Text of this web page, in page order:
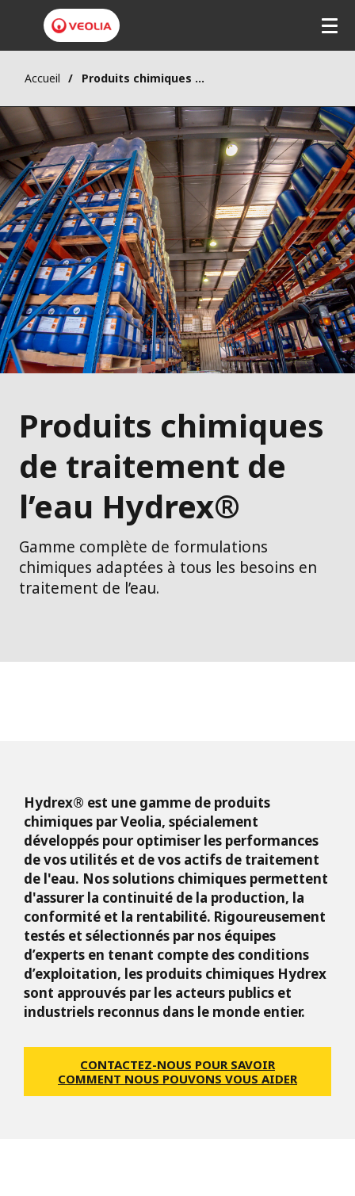
Accueil Produits chimiques de traitement de l’eau Hydrex®
Produits chimiques
de traitement de
l’eau Hydrex®
Gamme complète de formulations
chimiques adaptées à tous les besoins en
traitement de l’eau.
Hydrex® est une gamme de produits
chimiques par Veolia, spécialement
développés pour optimiser les performances
de vos utilités et de vos actifs de traitement
de l'eau. Nos solutions chimiques permettent
d'assurer la continuité de la production, la
conformité et la rentabilité. Rigoureusement
testés et sélectionnés par nos équipes
d’experts en tenant compte des conditions
d’exploitation, les produits chimiques Hydrex
sont approuvés par les acteurs publics et
industriels reconnus dans le monde entier.
CONTACTEZ-NOUS POUR SAVOIR
COMMENT NOUS POUVONS VOUS AIDER